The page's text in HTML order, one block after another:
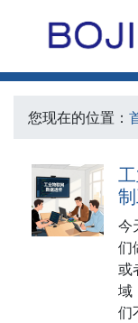
您现在的位置：
今
们
或
域
们